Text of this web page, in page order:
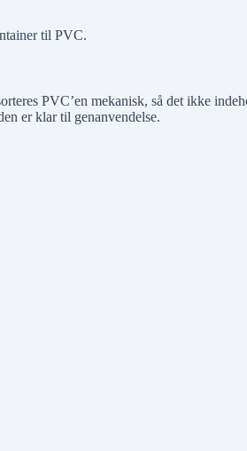
til PVC.
PVC’en mekanisk, så det ikke
er klar til genanvendelse.